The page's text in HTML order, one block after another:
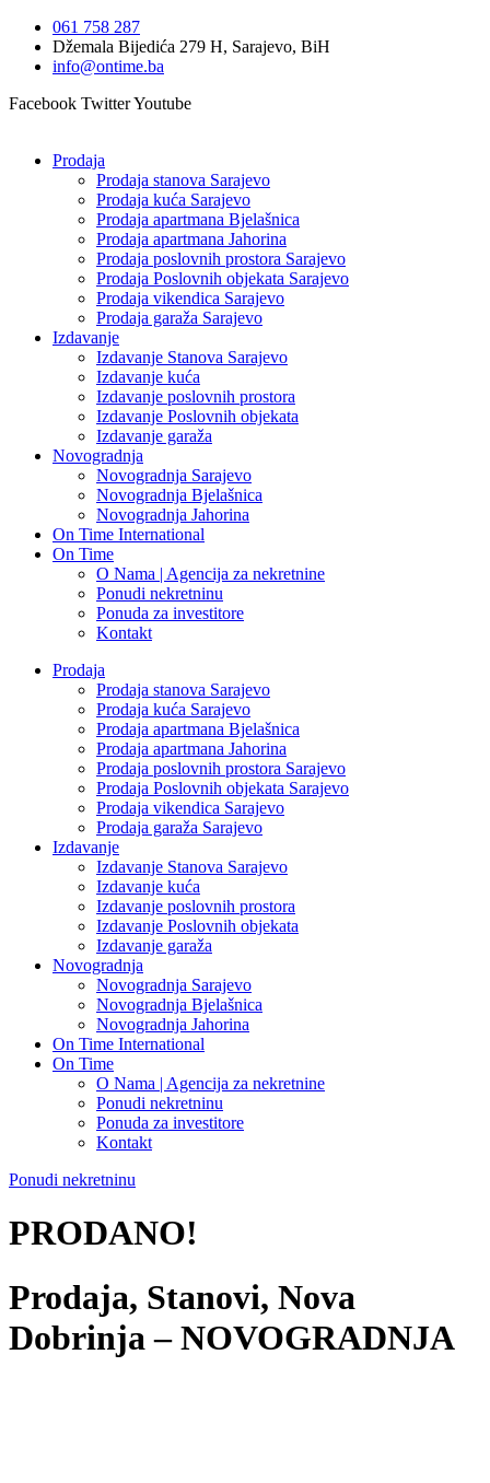
sadržaj
061 758 287
Džemala Bijedića 279 H, Sarajevo, BiH
info@ontime.ba
Facebook TwitterYoutube
Prodaja
Prodaja stanova Sarajevo
Prodaja kuća Sarajevo
Prodaja apartmana Bjelašnica
Prodaja apartmana Jahorina
Prodaja poslovnih prostora Sarajevo
Prodaja Poslovnih objekata Sarajevo
Prodaja vikendica Sarajevo
Prodaja garaža Sarajevo
Izdavanje
Izdavanje Stanova Sarajevo
Izdavanje kuća
Izdavanje poslovnih prostora
Izdavanje Poslovnih objekata
Izdavanje garaža
Novogradnja
Novogradnja Sarajevo
Novogradnja Bjelašnica
Novogradnja Jahorina
On Time International
On Time
O Nama | Agencija za nekretnine
Ponudi nekretninu
Ponuda za investitore
Kontakt
Prodaja
Prodaja stanova Sarajevo
Prodaja kuća Sarajevo
Prodaja apartmana Bjelašnica
Prodaja apartmana Jahorina
Prodaja poslovnih prostora Sarajevo
Prodaja Poslovnih objekata Sarajevo
Prodaja vikendica Sarajevo
Prodaja garaža Sarajevo
Izdavanje
Izdavanje Stanova Sarajevo
Izdavanje kuća
Izdavanje poslovnih prostora
Izdavanje Poslovnih objekata
Izdavanje garaža
Novogradnja
Novogradnja Sarajevo
Novogradnja Bjelašnica
Novogradnja Jahorina
On Time International
On Time
O Nama | Agencija za nekretnine
Ponudi nekretninu
Ponuda za investitore
Kontakt
Ponudi nekretninu
PRODANO!
Prodaja, Stanovi, Nova
Dobrinja – NOVOGRADNJA